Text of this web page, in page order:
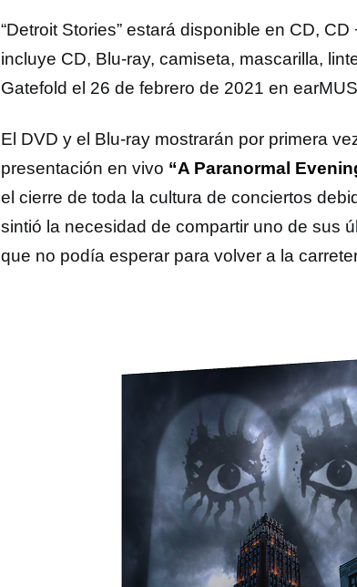
“Detroit Stories” estará disponible en CD,
incluye CD, Blu-ray, camiseta, mascarilla,
Gatefold el 26 de febrero de 2021 en
El DVD y el Blu-ray mostrarán por primera
presentación en vivo “A Paranormal
el cierre de toda la cultura de conciertos
sintió la necesidad de compartir uno de sus
que no podía esperar para volver a la